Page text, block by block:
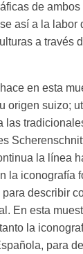
de ambos
así a la labor
a través
en esta
origen suizo;
las
la línea
la iconografía
describir
En esta
la
para